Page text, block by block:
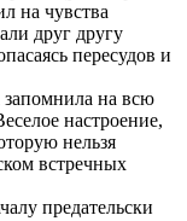
на чувства
друг другу
пересудов и
запомнила на всю
настроение,
нельзя
встречных
предательски